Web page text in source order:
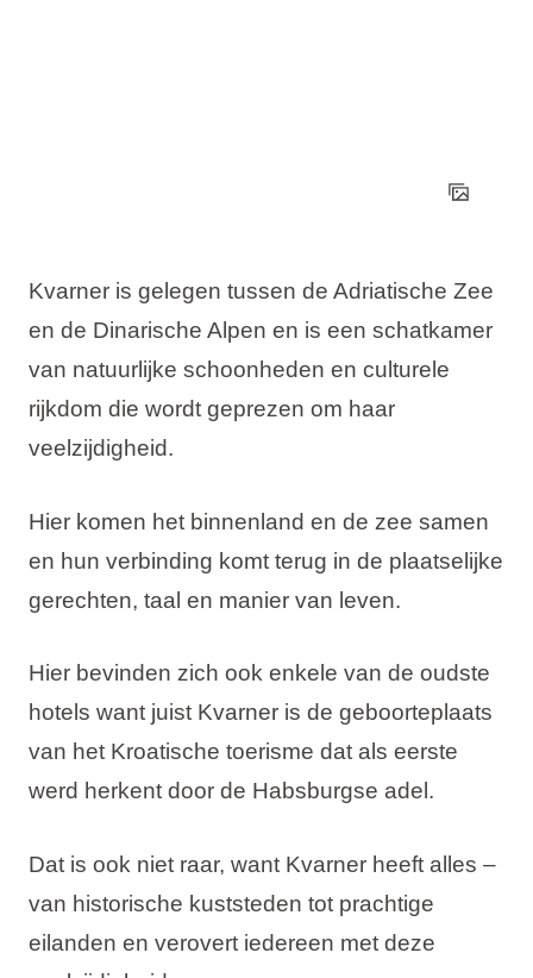
Kvarner is gelegen tussen de Adriatische Zee
en de Dinarische Alpen en is een schatkamer
van natuurlijke schoonheden en culturele
rijkdom die wordt geprezen om haar
veelzijdigheid.
Hier komen het binnenland en de zee samen
en hun verbinding komt terug in de plaatselijke
gerechten, taal en manier van leven.
Hier bevinden zich ook enkele van de oudste
hotels want juist Kvarner is de geboorteplaats
van het Kroatische toerisme dat als eerste
werd herkent door de Habsburgse adel.
Dat is ook niet raar, want Kvarner heeft alles –
van historische kuststeden tot prachtige
eilanden en verovert iedereen met deze